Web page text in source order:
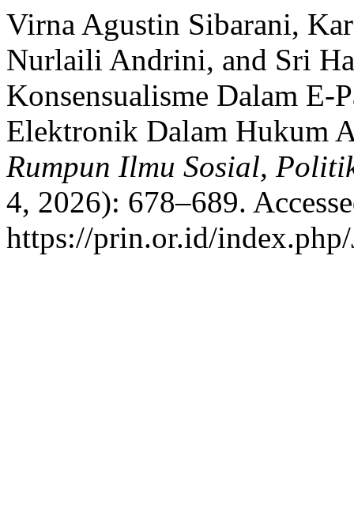
Virna Agustin Sibarani,
Nurlaili Andrini, and Sri
Konsensualisme Dalam E-
Elektronik Dalam Hukum
Rumpun Ilmu Sosial,
4, 2026): 678–689.
https://prin.or.id/